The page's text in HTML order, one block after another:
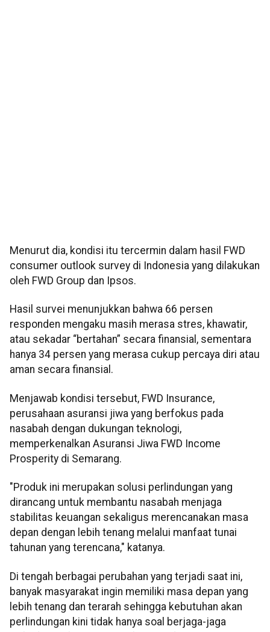
Menurut dia, kondisi itu tercermin dalam hasil FWD
consumer outlook survey di Indonesia yang dilakukan
oleh FWD Group dan Ipsos.
Hasil survei menunjukkan bahwa 66 persen
responden mengaku masih merasa stres, khawatir,
atau sekadar “bertahan” secara finansial, sementara
hanya 34 persen yang merasa cukup percaya diri atau
aman secara finansial.
Menjawab kondisi tersebut, FWD Insurance,
perusahaan asuransi jiwa yang berfokus pada
nasabah dengan dukungan teknologi,
memperkenalkan Asuransi Jiwa FWD Income
Prosperity di Semarang.
"Produk ini merupakan solusi perlindungan yang
dirancang untuk membantu nasabah menjaga
stabilitas keuangan sekaligus merencanakan masa
depan dengan lebih tenang melalui manfaat tunai
tahunan yang terencana," katanya.
Di tengah berbagai perubahan yang terjadi saat ini,
banyak masyarakat ingin memiliki masa depan yang
lebih tenang dan terarah sehingga kebutuhan akan
perlindungan kini tidak hanya soal berjaga-jaga